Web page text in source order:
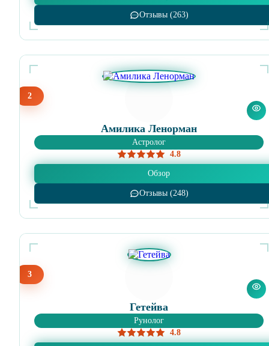
Отзывы (263)
2
Амилика Ленорман
Астролог
4.8
Обзор
Отзывы (248)
3
Гетейва
Рунолог
4.8